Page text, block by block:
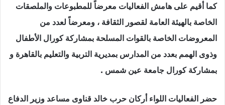
كما أقيم على هامش الفعاليات معرضاً للمطبوعات والملصقات
الخاصة بالهيئة العامة لقصور الثقافة ، ومعرضاً لعدد من
المعروضات الخاصة بالقوات المسلحة بمشاركة كورال الأطفال
وذوى الهمم بعدد من المدارس بمديرية التربية والتعليم بالقاهرة و
بمشاركة كورال جامعة عين شمس .
حضر الفعاليات اللواء أركان حرب خالد قناوى مساعد وزير الدفاع